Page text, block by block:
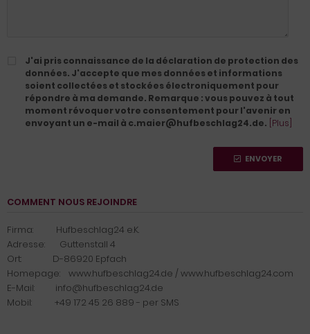
J'ai pris connaissance de la déclaration de protection des
données. J'accepte que mes données et informations
soient collectées et stockées électroniquement pour
répondre à ma demande. Remarque : vous pouvez à tout
moment révoquer votre consentement pour l'avenir en
envoyant un e-mail à c.maier@hufbeschlag24.de. [Plus]
ENVOYER
COMMENT NOUS REJOINDRE
Firma: Hufbeschlag24 e.K.
Adresse: Guttenstall 4
Ort: D-86920 Epfach
Homepage: www.hufbeschlag24.de / www.hufbeschlag24.com
E-Mail: info@hufbeschlag24.de
Mobil: +49 172 45 26 889 - per SMS